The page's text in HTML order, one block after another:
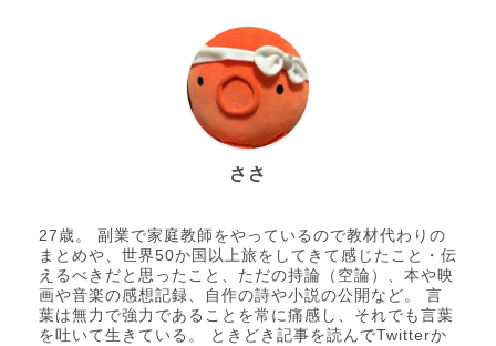
ささ
27歳。 副業で家庭教師をやっているので教材代わりの
まとめや、世界50か国以上旅をしてきて感じたこと・伝
えるべきだと思ったこと、ただの持論（空論）、本や映
画や音楽の感想記録、自作の詩や小説の公開など。 言
葉は無力で強力であることを常に痛感し、それでも言葉
を吐いて生きている。 ときどき記事を読んでTwitterか